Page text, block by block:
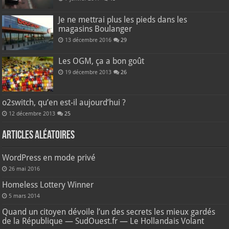
Je ne mettrai plus les pieds dans les
magasins Boulanger
13 décembre 2016 29
Les OGM, ça a bon goût
19 décembre 2013 26
o2switch, qu’en est-il aujourd’hui ?
12 décembre 2013 25
Articles aléatoires
WordPress en mode privé
26 mai 2016
Homeless Lottery Winner
5 mars 2014
Quand un citoyen dévoile l’un des secrets les mieux gardés
de la République — SudOuest.fr — Le Hollandais Volant